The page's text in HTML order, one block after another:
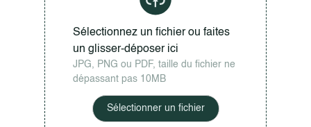
Sélectionnez un fichier ou faites
un glisser-déposer ici
JPG, PNG ou PDF, taille du fichier ne
dépassant pas 10MB
Sélectionner un fichier